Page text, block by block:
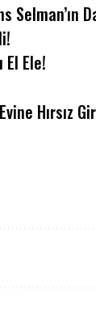
Selman’ın
El Ele!
Hırsız